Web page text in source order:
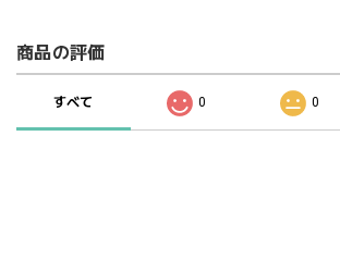
商品の評価
すべて 0 0